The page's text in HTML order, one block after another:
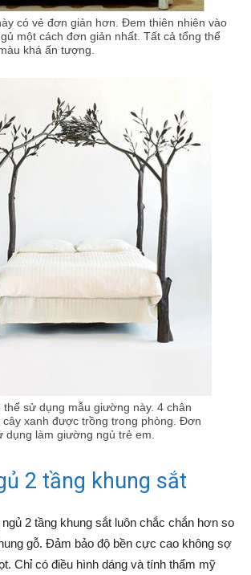
có vẻ đơn giản hơn. Đem thiên nhiên vào
một cách đơn giản nhất. Tất cả tổng thể
khá ấn tượng.
thể sử dụng mẫu giường này. 4 chân
xanh được trồng trong phòng. Đơn
dụng làm giường ngủ trẻ em.
2 tầng khung sắt
2 tầng khung sắt luôn chắc chắn hơn so
gỗ. Đảm bảo độ bền cực cao không sợ
Chỉ có điều hình dáng và tính thẩm mỹ